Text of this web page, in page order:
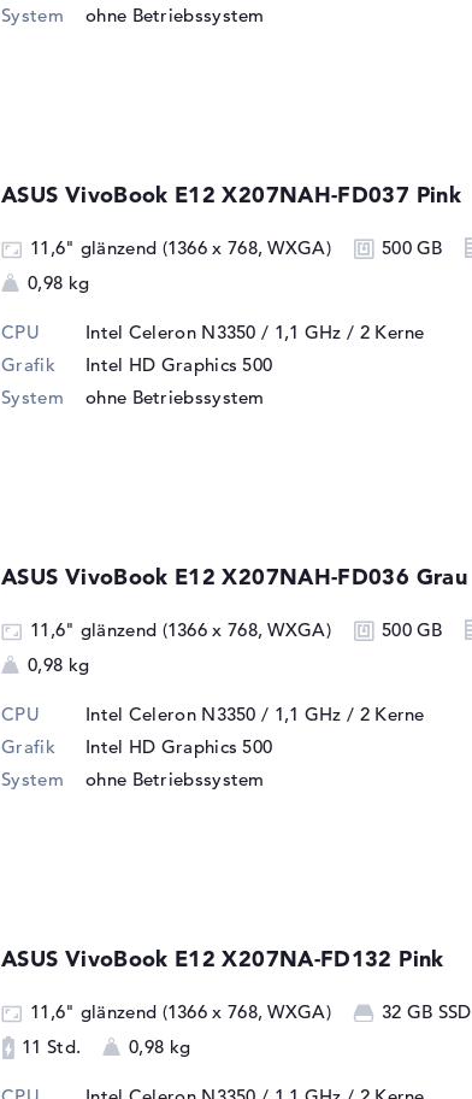
System
ohne Betriebssystem
ASUS VivoBook E12 X207NAH-FD037 Pink
11,6" glänzend (1366 x 768, WXGA) 500 GB
0,98 kg
CPU Intel Celeron N3350 / 1,1 GHz / 2 Kerne
Grafik
Intel HD Graphics 500
System
ohne Betriebssystem
ASUS VivoBook E12 X207NAH-FD036 Grau
11,6" glänzend (1366 x 768, WXGA) 500 GB
0,98 kg
CPU Intel Celeron N3350 / 1,1 GHz / 2 Kerne
Grafik
Intel HD Graphics 500
System
ohne Betriebssystem
ASUS VivoBook E12 X207NA-FD132 Pink
11,6" glänzend (1366 x 768, WXGA) 32 GB SSD
11 Std.
0,98 kg